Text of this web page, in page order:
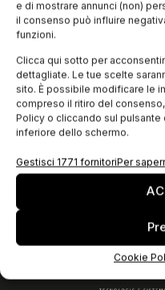
e di mostrare annunci (non)
il consenso può influire
funzioni.
Clicca qui sotto per
dettagliate. Le tue scelte
sito. È possibile modificare le
compreso il ritiro del
Policy o cliccando sul
inferiore dello schermo.
Gestisci 1771 fornitoriPer
Cookie
EDICOLA WEB
ISCRIVITI